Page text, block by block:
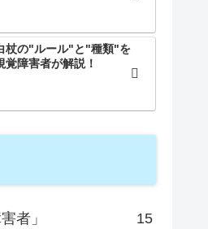
杖の"ルール"と"種類"を
覚障害者が解説！
者」 15